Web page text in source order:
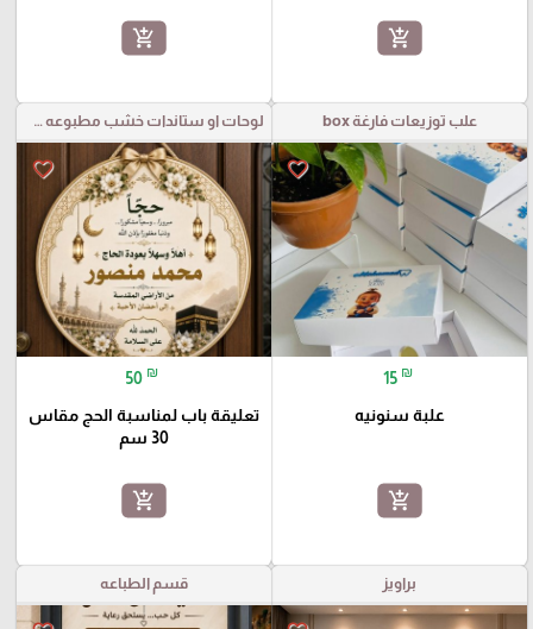
add_shopping_cart
add_shopping_cart
علب توزيعات فارغة box
favorite_border
15 ₪
علبة سنونيه
add_shopping_cart
لوحات او ستاندات خشب مطبوعه مع قص خارجي
favorite_border
50 ₪
تعليقة باب لمناسبة الحج مقاس
30 سم
add_shopping_cart
براويز قسم الطباعه